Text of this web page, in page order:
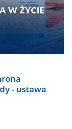
- ustawa